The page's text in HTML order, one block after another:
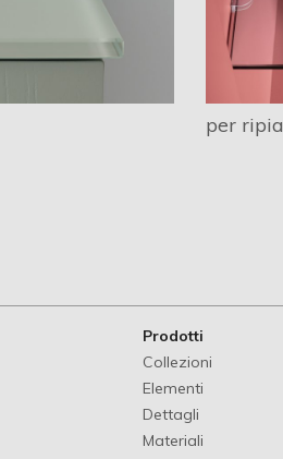
per
Prodotti
Collezioni
Elementi
Dettagli
Materiali